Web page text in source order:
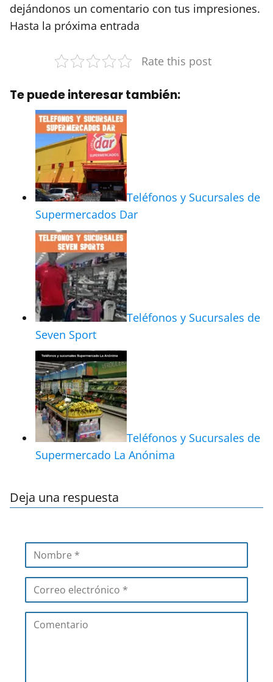
dejándonos un comentario con tus impresiones.
Hasta la próxima entrada
Rate this post
Te puede interesar también:
Teléfonos y Sucursales de
Supermercados Dar
Teléfonos y Sucursales de
Seven Sport
Teléfonos y Sucursales de
Supermercado La Anónima
Deja una respuesta